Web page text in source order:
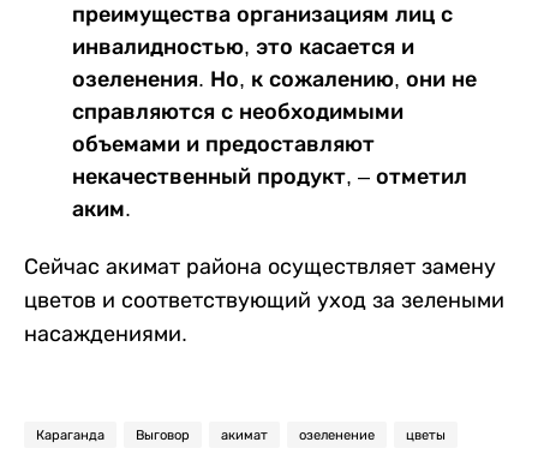
преимущества организациям лиц с
инвалидностью, это касается и
озеленения. Но, к сожалению, они не
справляются с необходимыми
объемами и предоставляют
некачественный продукт, – отметил
аким.
Сейчас акимат района осуществляет замену
цветов и соответствующий уход за зелеными
насаждениями.
Караганда Выговор акимат озеленение цветы